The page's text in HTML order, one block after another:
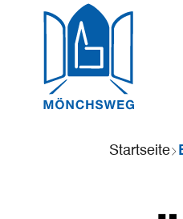
Sie
sind
Startseite